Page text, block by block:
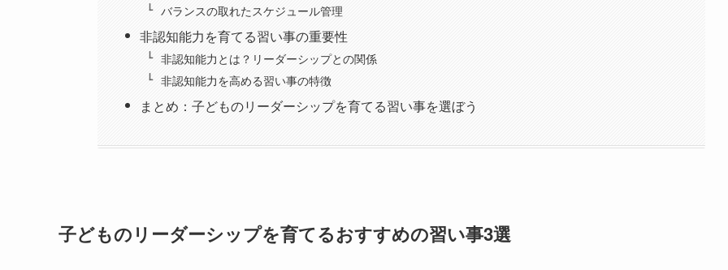
バランスの取れたスケジュール管理
非認知能力を育てる習い事の重要性
非認知能力とは？リーダーシップとの関係
非認知能力を高める習い事の特徴
まとめ：子どものリーダーシップを育てる習い事を選ぼう
子どものリーダーシップを育てるおすすめの習い事3選